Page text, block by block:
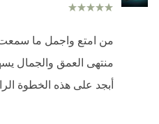
أبرز المُقتبسات:
# كأنما الغل هو التراث
# الغل هو سر الجحيم
# المطلق لا تسعه عبارة
من امتع واجمل ما
منتهى العمق والجمال
أبجد على هذه الخطوة